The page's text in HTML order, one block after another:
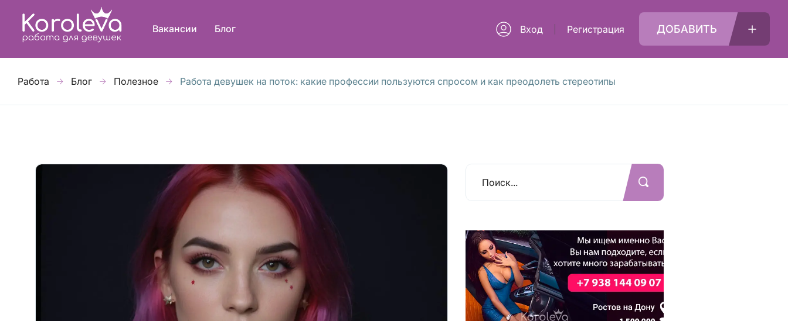
Вакансии Блог Вход Регистрация ДОБАВИТЬ
Работа Блог Полезное Работа девушек на поток: какие профессии пользуются спросом и как преодолеть стереотипы